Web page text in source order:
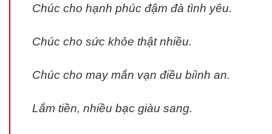
Chúc cho hạnh phúc đậm đà tình yêu.
Chúc cho sức khỏe thật nhiều.
Chúc cho may mắn vạn điều biình an.
Lắm tiền, nhiều bạc giàu sang.